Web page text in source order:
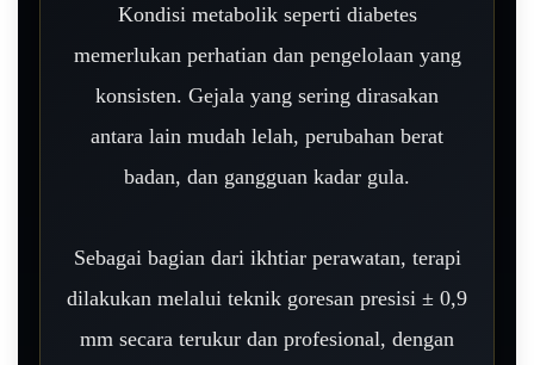
Kondisi metabolik seperti diabetes
memerlukan perhatian dan pengelolaan yang
konsisten. Gejala yang sering dirasakan
antara lain mudah lelah, perubahan berat
badan, dan gangguan kadar gula.
Sebagai bagian dari ikhtiar perawatan, terapi
dilakukan melalui teknik goresan presisi ± 0,9
mm secara terukur dan profesional, dengan